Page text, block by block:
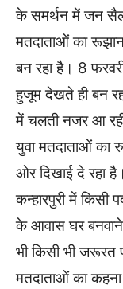
के समर्थन में जन
मतदाताओं का रूझान
बन रहा है। 8
हुजूम देखते ही बन
में चलती नजर आ
युवा मतदाताओं का
ओर दिखाई दे रहा
कन्हारपुरी में किसी
के आवास घर
भी किसी भी
मतदाताओं का